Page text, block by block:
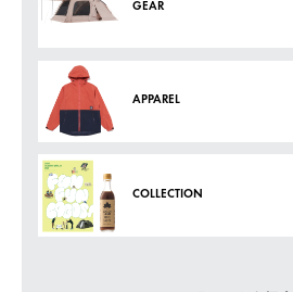
GEAR
APPAREL
COLLECTION